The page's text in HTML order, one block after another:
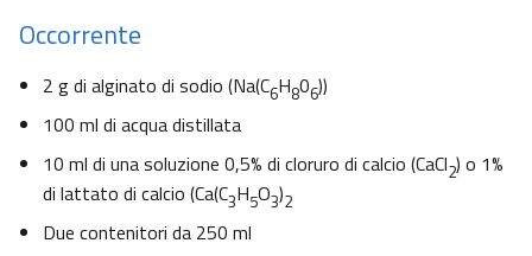
Occorrente
2 g di alginato di sodio (Na(C6H806))
100 ml di acqua distillata
10 ml di una soluzione 0,5% di cloruro di calcio (CaCl2) o 1%
di lattato di calcio (Ca(C3H5O3)2
Due contenitori da 250 ml